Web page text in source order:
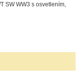
SW WW3 s osvetlením,